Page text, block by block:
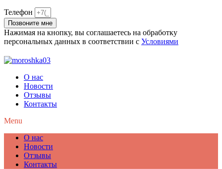
Телефон
Позвоните мне
Нажимая на кнопку, вы соглашаетесь на обработку
персональных данных в соответствии с Условиями
О нас
Новости
Отзывы
Контакты
Menu
О нас
Новости
Отзывы
Контакты